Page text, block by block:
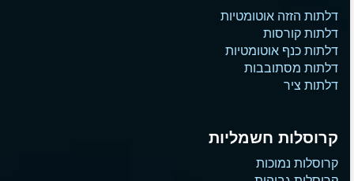
דלתות הזזה אוטומטיות
דלתות קורסות
דלתות כנף אוטומטיות
דלתות מסתובבות
דלתות ציר
קרוסלות חשמליות
קרוסלות נמוכות